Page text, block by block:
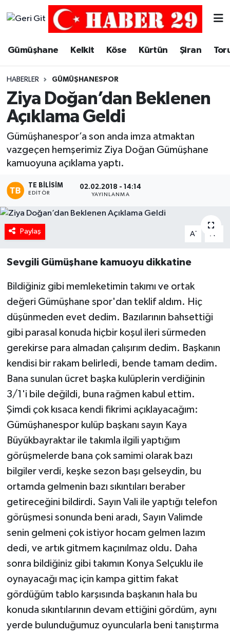
Gümüşhane Kelkit Köse Kürtün Şiran
HABERLER GÜMÜŞHANESPOR
Ziya Doğan’dan Beklenen
Açıklama Geldi
Gümüşhanespor’a son anda imza atmaktan
vazgeçen hemşerimiz Ziya Doğan Gümüşhane
kamuoyuna açıklama yaptı.
TE BILISIM
EDITÖR
02.02.2018 - 14:14
YAYINLANMA
Paylaş A- A
Sevgili Gümüşhane kamuoyu dikkatine
Bildiğiniz gibi memleketimin takımı ve ortak
değeri Gümüşhane spor'dan teklif aldım. Hiç
düşünmeden evet dedim. Bazılarının bahsettiği
gibi parasal konuda hiçbir koşul ileri sürmeden
gerekirse para almadan çalışırım dedim. Başkanın
kendisi bir rakam belirledi, bende tamam dedim.
Bana sunulan ücret başka kulüplerin verdiğinin
3/1'i bile değildi, buna rağmen kabul ettim.
Şimdi çok kısaca kendi fikrimi açıklayacağım:
Gümüşhanespor kulüp başkanı sayın Kaya
Büyükbayraktar ile takımla ilgili yaptığım
görüşmelerde bana çok samimi olarak bazı
bilgiler verdi, keşke sezon başı gelseydin, bu
ortamda gelmenin bazı sıkıntıları beraber
getireceğini bildirdi. Sayın Vali ile yaptığı telefon
görüşmesi sonunda beni aradı, Sayın Valimde
senin gelmeni çok istiyor hocam gelmen lazım
dedi, ve artık gitmem kaçınılmaz oldu. Daha
sonra bildiğiniz gibi takımın Konya Selçuklu ile
oynayacağı maç için kampa gittim fakat
gördüğüm tablo karşısında başkanın hala bu
konuda sıkıntılarının devam ettiğini gördüm, aynı
yerde bulunduğumuz oyuncularla beni tanıştırma
Merkez Trafik Yoğunluk Haritası
Süper Lig Puan Durumu ve Fikstür
Tüm Manşetler
Son Dakika Haberleri
Haber Arşivi